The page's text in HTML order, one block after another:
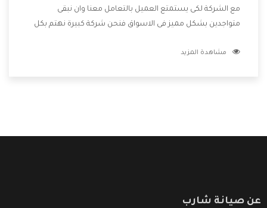
مع الشركة لكى يستمتع العميل بالتعامل معنا وان نبقى
متواجدين بشكل مميز فى الاسواق فنحن شركة كبيرة نهتم بكل
الشركة بها والتى تكون منها خدمة الصيانة التى تكون من أهم
مشاهدة المزيد
عن صيانة شارب